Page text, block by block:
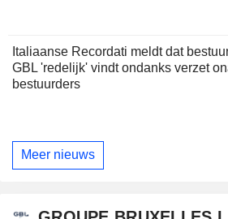
Italiaanse Recordati meldt dat
GBL 'redelijk' vindt ondanks verzet
bestuurders
Meer nieuws